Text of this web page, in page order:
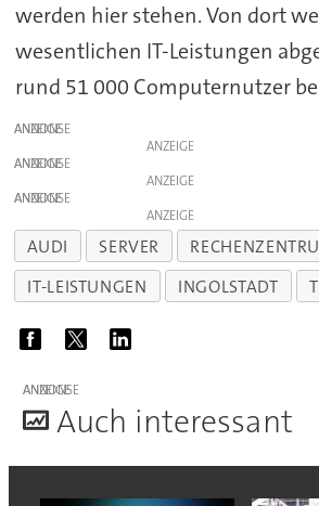
werden hier stehen. Von dort
wesentlichen IT-Leistungen
rund 51 000 Computernutzer
ANZEIGE
ANZEIGE
ANZEIGE
ANZEIGE
ANZEIGE
ANZEIGE
AUDI SERVER
IT-LEISTUNGEN
INGOLSTADT
ANZEIGE
Auch interessant